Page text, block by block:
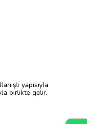
yapısıyla
birlikte gelir.